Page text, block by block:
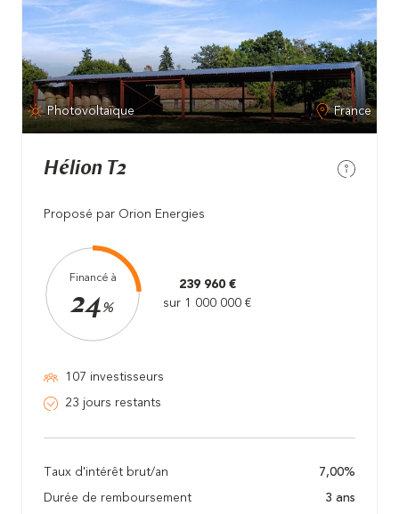
Photovoltaïque France
Hélion T2
Proposé par Orion Energies
Financé à
24%
239 960 €
sur 1 000 000 €
107 investisseurs
23 jours restants
Taux d'intérêt brut/an 7,00%
Durée de remboursement 3 ans